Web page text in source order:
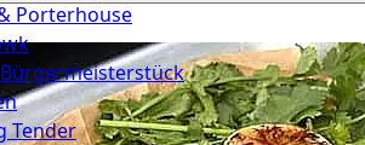
Porterhouse
Tender